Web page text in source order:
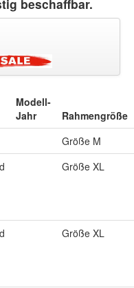
beschaffbar.
Modell-
Jahr
Rahmengröße
Größe M
Größe XL
Größe XL